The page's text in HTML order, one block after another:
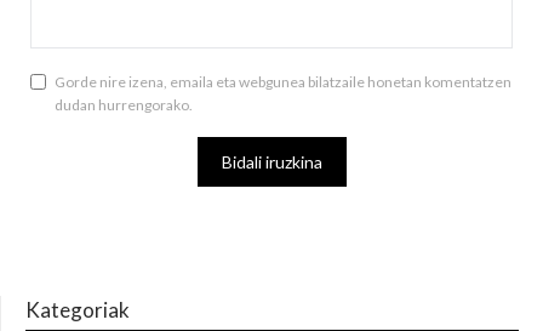
Gorde nire izena, emaila eta webgunea bilatzaile honetan komentatzen
dudan hurrengorako.
Kategoriak